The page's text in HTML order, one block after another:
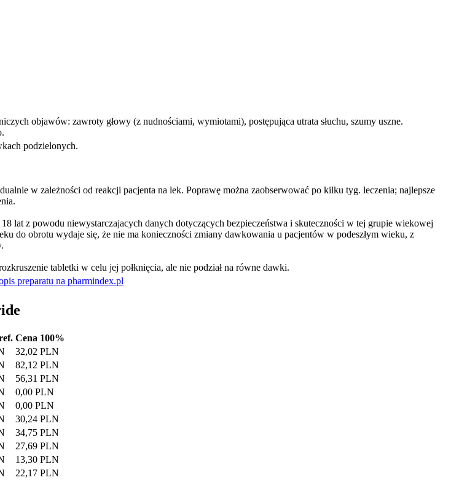
objawów: zawroty głowy (z nudnościami, wymiotami), postępująca utrata słuchu, szumy uszne.
podzielonych.
w zależności od reakcji pacjenta na lek. Poprawę można zaobserwować po kilku tyg. leczenia; najlepsze
lat z powodu niewystarczajacych danych dotyczących bezpieczeństwa i skuteczności w tej grupie wiekowej
do obrotu wydaje się, że nie ma konieczności zmiany dawkowania u pacjentów w podeszłym wieku, z
tabletki w celu jej połknięcia, ale nie podział na równe dawki.
preparatu na pharmindex.pl
Cena 100%
32,02 PLN
82,12 PLN
56,31 PLN
0,00 PLN
0,00 PLN
30,24 PLN
34,75 PLN
27,69 PLN
13,30 PLN
22,17 PLN